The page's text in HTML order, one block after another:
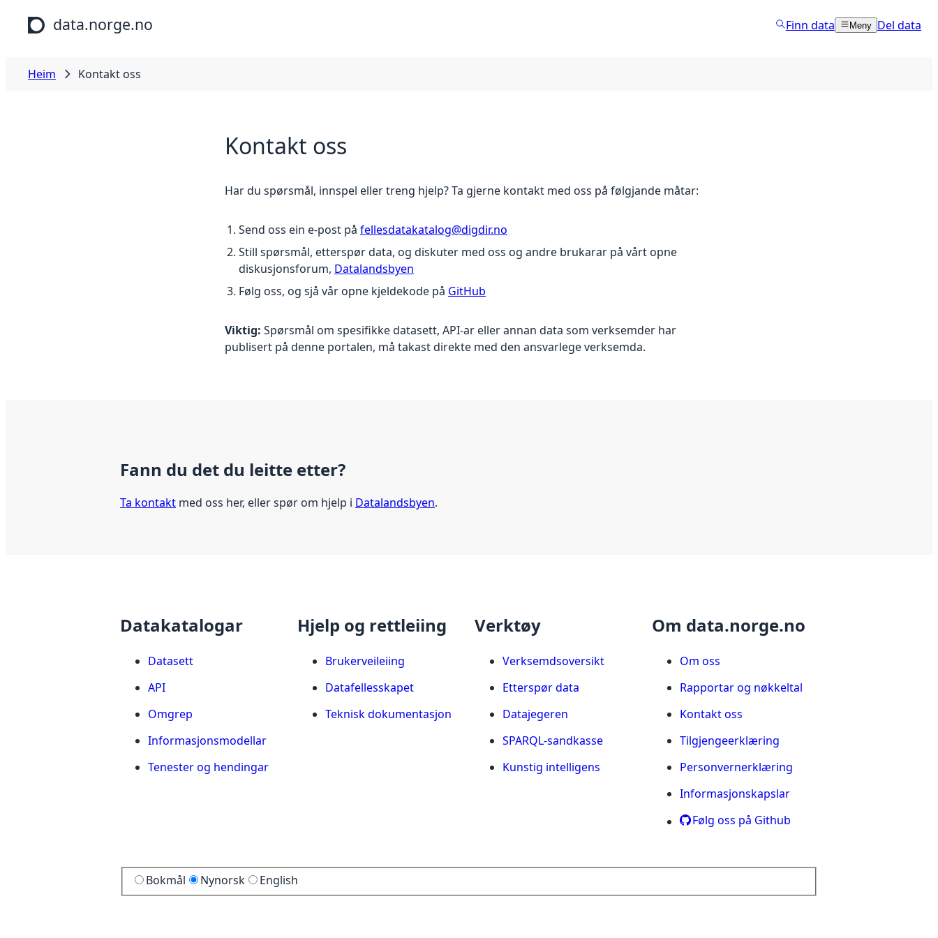
Hopp til hovudinnhald
data.norge.no Finn data Meny Del data
Heim Kontakt oss
Kontakt oss
Har du spørsmål, innspel eller treng hjelp? Ta gjerne kontakt med oss på følgjande måtar:
Send oss ein e-post på fellesdatakatalog@digdir.no
Still spørsmål, etterspør data, og diskuter med oss og andre brukarar på vårt opne
diskusjonsforum, Datalandsbyen
Følg oss, og sjå vår opne kjeldekode på GitHub
Viktig: Spørsmål om spesifikke datasett, API-ar eller annan data som verksemder har
publisert på denne portalen, må takast direkte med den ansvarlege verksemda.
Fann du det du leitte etter?
Ta kontakt med oss her, eller spør om hjelp i Datalandsbyen.
Datakatalogar
Datasett
API
Omgrep
Informasjonsmodellar
Tenester og hendingar
Hjelp og rettleiing
Brukerveileiing
Datafellesskapet
Teknisk dokumentasjon
Verktøy
Verksemdsoversikt
Etterspør data
Datajegeren
SPARQL-sandkasse
Kunstig intelligens
Om data.norge.no
Om oss
Rapportar og nøkkeltal
Kontakt oss
Tilgjengeerklæring
Personvernerklæring
Informasjonskapslar
Følg oss på Github
Bokmål Nynorsk English